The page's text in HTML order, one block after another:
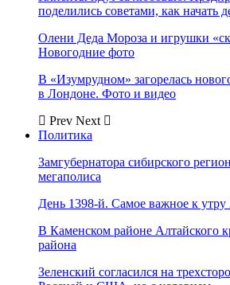
поделились советами, как начать
Олени Деда Мороза и игрушки
Новогодние фото
В «Изумрудном» загорелась
в Лондоне. Фото и видео
Prev Next
Политика
Замгубернатора сибирского
мегаполиса
День 1398-й. Самое важное к утру
В Каменском районе Алтайского
района
Зеленский согласился на